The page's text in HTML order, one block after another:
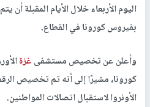
اليوم الأربعاء خلال الأيام المقبلة أن
بفيروس كورونا في القطاع.
وأعلن عن تخصيص مستشفىغزة
الأونروا لاستقبال اتصالات المواطنين.